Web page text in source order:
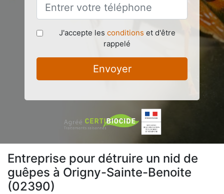
J'accepte les conditions et d'être
rappelé
Envoyer
Entreprise pour détruire un nid de
guêpes à Origny-Sainte-Benoite
(02390)